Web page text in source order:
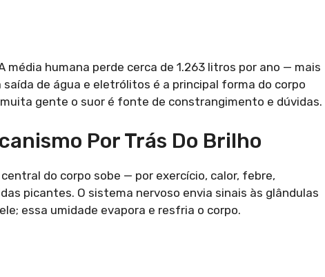
média humana perde cerca de 1.263 litros por ano — mais
de água e eletrólitos é a principal forma do corpo
gente o suor é fonte de constrangimento e dúvidas.
Por Trás Do Brilho
do corpo sobe — por exercício, calor, febre,
picantes. O sistema nervoso envia sinais às glândulas
essa umidade evapora e resfria o corpo.